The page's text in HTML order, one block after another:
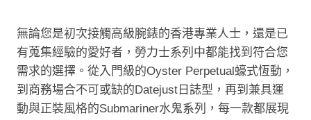
無論您是初次接觸高級腕錶的香港專業人士，還是已
有蒐集經驗的愛好者，勞力士系列中都能找到符合您
需求的選擇。從入門級的Oyster Perpetual蠔式恆動，
到商務場合不可或缺的Datejust日誌型，再到兼具運
動與正裝風格的Submariner水鬼系列，每一款都展現